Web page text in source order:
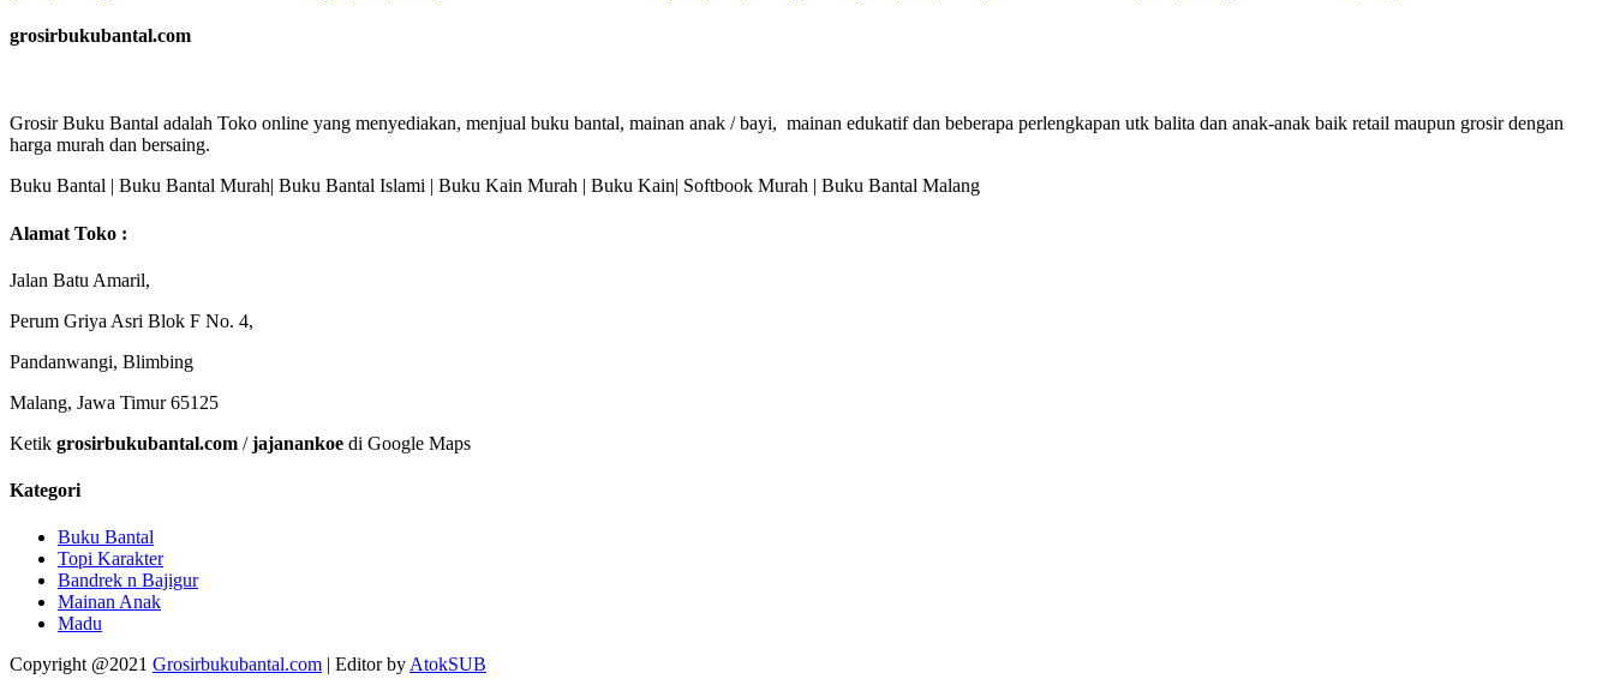
grosirbukubantal.com
Grosir Buku Bantal adalah Toko online yang menyediakan, menjual buku bantal, mainan anak / bayi, mainan edukatif dan beberapa perlengkapan utk balita dan anak-anak baik retail maupun grosir dengan
harga murah dan bersaing.
Buku Bantal | Buku Bantal Murah| Buku Bantal Islami | Buku Kain Murah | Buku Kain| Softbook Murah | Buku Bantal Malang
Alamat Toko :
Jalan Batu Amaril,
Perum Griya Asri Blok F No. 4,
Pandanwangi, Blimbing
Malang, Jawa Timur 65125
Ketik grosirbukubantal.com /jajanankoe di Google Maps
Kategori
Buku Bantal
Topi Karakter
Bandrek n Bajigur
Mainan Anak
Madu
Copyright @2021 Grosirbukubantal.com | Editor byAtokSUB